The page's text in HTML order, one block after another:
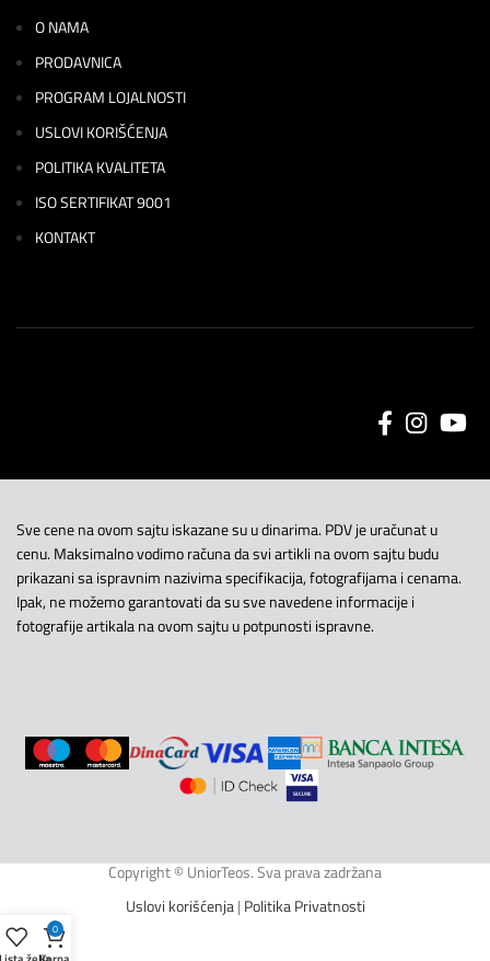
O NAMA
PRODAVNICA
PROGRAM LOJALNOSTI
USLOVI KORIŠĆENJA
POLITIKA KVALITETA
ISO SERTIFIKAT 9001
KONTAKT
Sve cene na ovom sajtu iskazane su u dinarima. PDV je uračunat u
cenu. Maksimalno vodimo računa da svi artikli na ovom sajtu budu
prikazani sa ispravnim nazivima specifikacija, fotografijama i cenama.
Ipak, ne možemo garantovati da su sve navedene informacije i
fotografije artikala na ovom sajtu u potpunosti ispravne.
Copyright © UniorTeos. Sva prava zadržana
Uslovi korišćenja| Politika Privatnosti
0